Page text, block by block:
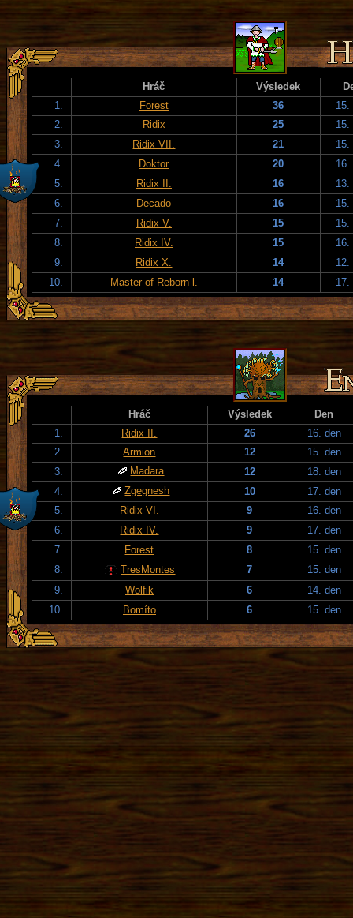
Hráč Výsledek
1.
Forest 36
15.
2.
Ridix 25
15.
3.
Ridix VII. 21
15.
4.
Đoktor 20
16.
5.
Ridix II. 16
13.
6.
Decado 16
15.
7.
Ridix V. 15
15.
8.
Ridix IV. 15
16.
9.
Ridix X. 14
12.
10.
Master of Reborn l. 14 17.
Hráč Výsledek
Den
1.
Ridix II. 26
16. den
2.
Armion 12
15. den
3.
Madara 12
18. den
4.
Zgegnesh 10
17. den
5.
Ridix VI. 9
16. den
6.
Ridix IV. 9
17. den
7.
Forest 8
15. den
8.
TresMontes 7
15. den
9.
Wolfik 6
14. den
10.
Bomíto 6 15. den